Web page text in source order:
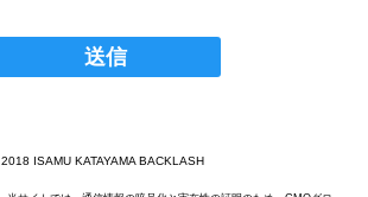
2018 ISAMU KATAYAMA BACKLASH